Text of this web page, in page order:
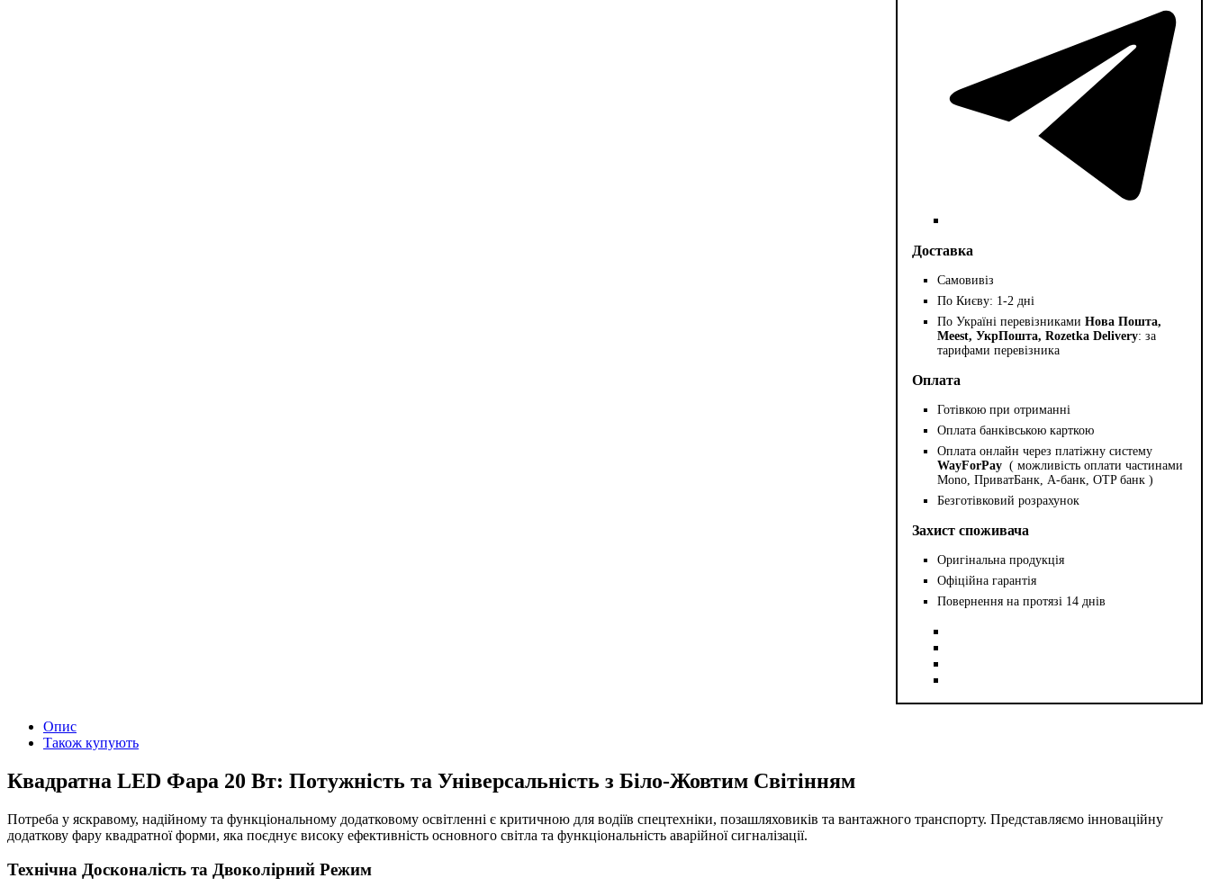
Доставка
Самовивіз
По Києву: 1-2 дні
По Україні перевізникамиНова Пошта,
Meest, УкрПошта, Rozetka Delivery: за
тарифами перевізника
Оплата
Готівкою при отриманні
Оплата банківською карткою
Оплата онлайн через платіжну систему
WayForPay ( можливість оплати частинами
Mono, ПриватБанк, А-банк, OTP банк )
Безготівковий розрахунок
Захист споживача
Оригінальна продукція
Офіційна гарантія
Повернення на протязі 14 днів
Опис
Також купують
Квадратна LED Фара 20 Вт: Потужність та Універсальність з Біло-Жовтим Світінням
Потреба у яскравому, надійному та функціональному додатковому освітленні є критичною для водіїв спецтехніки, позашляховиків та вантажного транспорту. Представляємо інноваційну
додаткову фару квадратної форми, яка поєднує високу ефективність основного світла та функціональність аварійної сигналізації.
Технічна Досконалість та Двоколірний Режим